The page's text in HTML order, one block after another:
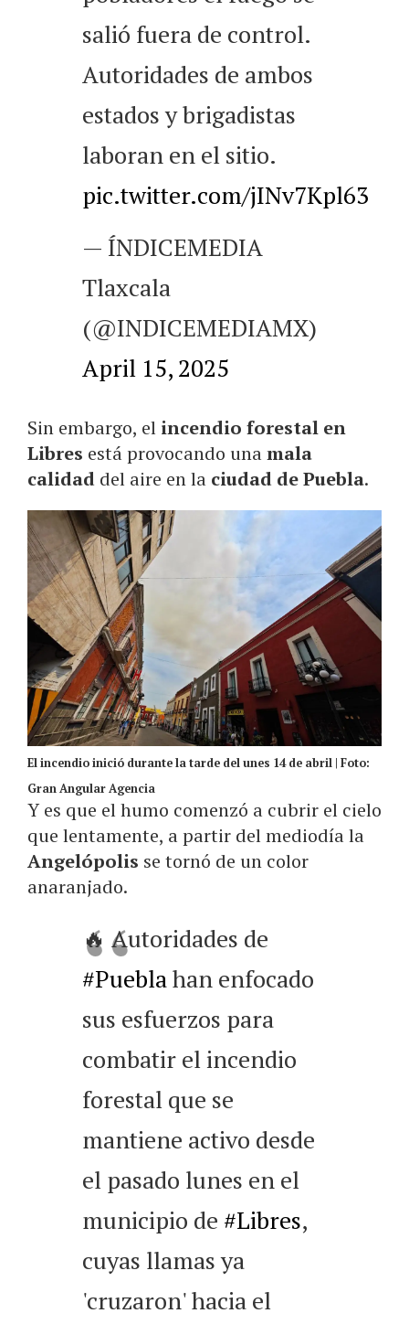
salió fuera de control.
Autoridades de ambos
estados y brigadistas
laboran en el sitio.
pic.twitter.com/jINv7Kpl63
— ÍNDICEMEDIA
Tlaxcala
(@INDICEMEDIAMX)
April 15, 2025
Sin embargo, el incendio forestal en
Libres está provocando unamala
calidad del aire en la ciudad de Puebla.
El incendio inició durante la tarde del unes 14 de abril | Foto:
Gran Angular Agencia
Y es que el humo comenzó a cubrir el cielo
que lentamente, a partir del mediodía la
Angelópolis se tornó de un color
anaranjado.
🔥 Autoridades de
#Pueblahan enfocado
sus esfuerzos para
combatir el incendio
forestal que se
mantiene activo desde
el pasado lunes en el
municipio de #Libres,
cuyas llamas ya
'cruzaron' hacia el